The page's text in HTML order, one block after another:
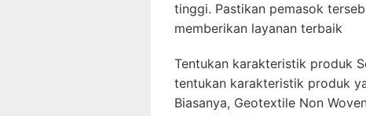
tinggi. Pastikan pemasok
memberikan layanan terbaik
Tentukan karakteristik produk
tentukan karakteristik produk
Biasanya, Geotextile Non